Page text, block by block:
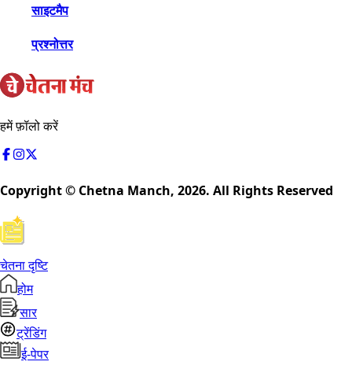
साइटमैप
प्रश्नोत्तर
हमें फ़ॉलो करें
Copyright © Chetna Manch, 2026. All Rights Reserved
चेतना दृष्टि
होम
सार
ट्रेंडिंग
ई-पेपर